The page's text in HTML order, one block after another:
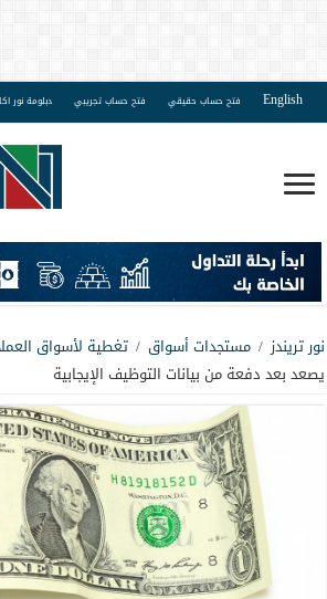
English فتح حساب حقيقي فتح حساب تجريبي دبلومة نور
نور تريندز / مستجدات أسواق / تغطية لأسواق
يصعد بعد دفعة من بيانات التوظيف الإيجابية